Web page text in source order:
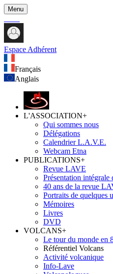
Menu
Espace Adhérent
Français
Anglais
L'ASSOCIATION+
Qui sommes nous
Délégations
Calendrier L.A.V.E.
Webcam Etna
PUBLICATIONS+
Revue LAVE
Présentation intégrale
40 ans de la revue
Portraits de quelques
Mémoires
Livres
DVD
VOLCANS+
Le tour du monde en
Référentiel Volcans
Activité volcanique
Info-Lave